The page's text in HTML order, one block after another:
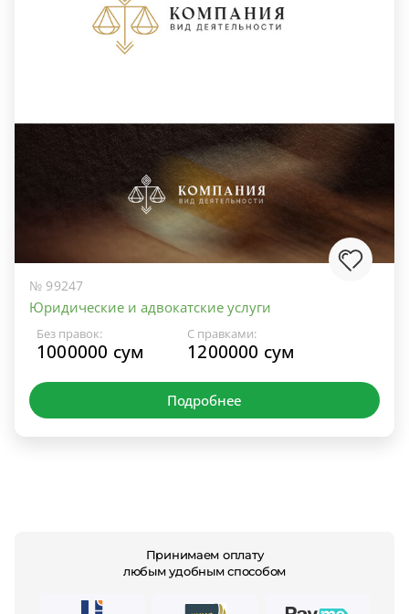
№ 99247
Юридические и адвокатские услуги
Без правок:
1000000 сум
С правками:
1200000 сум
Подробнее
Принимаем оплату
любым удобным способом